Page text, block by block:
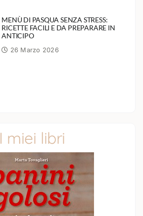
MENÙ DI PASQUA SENZA STRESS:
RICETTE FACILI E DA PREPARARE IN
ANTICIPO
26 Marzo 2026
I miei libri